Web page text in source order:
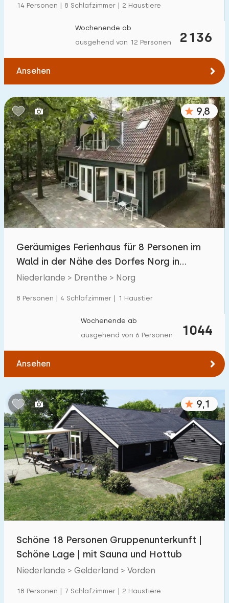
Zum Wald(max. km):
5 10
1 2
Zu öffentlichen Verkehrsmitteln(max. km):
0,2 0,5 1 2 5
Unterkunft
Nicht im Ferienpark 1100 +
Im Ferienpark 3200
Einfamilienhaus
Ferienbauernhof
Villa
27
Kinderfreundlich
Kindermöbel
Eingezäunter Garten 600 +
Spielgeräte im Garten 500
Hallenbad 900 +
Freibad 1000 +
Kinderanimation 1000 +
Kindereinrichtungen im Park 1300 +
Zugänglichkeit
14 Personen | 8 Schlafzimmer | 2 Haustiere
2136
Wochenende ab
ausgehend von 12 Personen
Ansehen
9,8
Geräumiges Ferienhaus für 8 Personen im
Wald in der Nähe des Dorfes Norg in
Drenthe
Niederlande > Drenthe > Norg
8 Personen | 4 Schlafzimmer | 1 Haustier
1044
Wochenende ab
ausgehend von 6 Personen
Ansehen
9,1
Schöne 18 Personen Gruppenunterkunft |
Schöne Lage | mit Sauna und Hottub
Niederlande > Gelderland > Vorden
18 Personen | 7 Schlafzimmer | 2 Haustiere